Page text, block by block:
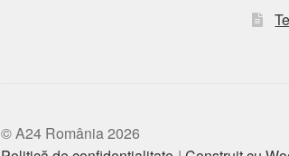
© A24 România 2026